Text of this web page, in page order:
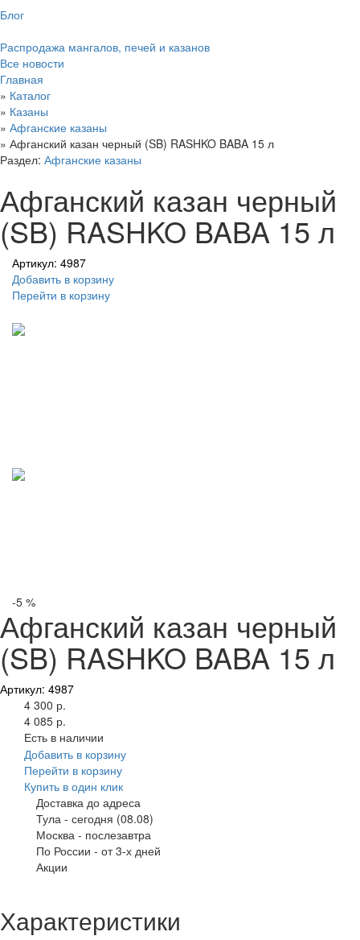
Блог
Распродажа мангалов, печей и казанов
Все новости
Главная
» Каталог
» Казаны
» Афганские казаны
» Афганский казан черный (SB) RASHKO BABA 15 л
Раздел: Афганские казаны
Афганский казан черный
(SB) RASHKO BABA 15 л
Артикул: 4987
Добавить в корзину
Перейти в корзину
-5 %
Афганский казан черный
(SB) RASHKO BABA 15 л
Артикул: 4987
4 300 р.
4 085 р.
Есть в наличии
Добавить в корзину
Перейти в корзину
Купить в один клик
Доставка до адреса
Тула - сегодня (08.08)
Москва - послезавтра
По России - от 3-х дней
Акции
Характеристики